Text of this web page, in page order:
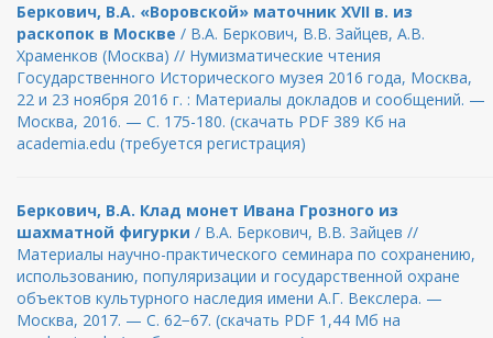
Беркович, В.А. «Воровской» маточник XVII в. из
раскопок в Москве / В.А. Беркович, В.В. Зайцев, А.В.
Храменков (Москва) // Нумизматические чтения
Государственного Исторического музея 2016 года, Москва,
22 и 23 ноября 2016 г. : Материалы докладов и сообщений. —
Москва, 2016. — С. 175-180. (скачать PDF 389 Кб на
academia.edu (требуется регистрация)
Беркович, В.А. Клад монет Ивана Грозного из
шахматной фигурки / В.А. Беркович, В.В. Зайцев //
Материалы научно-практического семинара по сохранению,
использованию, популяризации и государственной охране
объектов культурного наследия имени А.Г. Векслера. —
Москва, 2017. — С. 62−67. (скачать PDF 1,44 Мб на